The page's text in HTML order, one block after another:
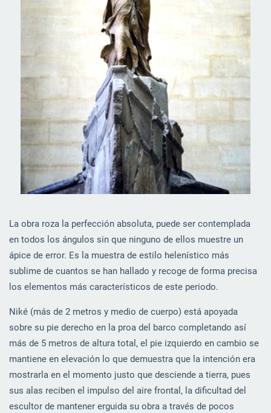
La obra roza la perfección absoluta, puede ser contemplada
en todos los ángulos sin que ninguno de ellos muestre un
ápice de error. Es la muestra de estilo helenístico más
sublime de cuantos se han hallado y recoge de forma precisa
los elementos más característicos de este periodo.
Niké (más de 2 metros y medio de cuerpo) está apoyada
sobre su pie derecho en la proa del barco completando así
más de 5 metros de altura total, el pie izquierdo en cambio se
mantiene en elevación lo que demuestra que la intención era
mostrarla en el momento justo que desciende a tierra, pues
sus alas reciben el impulso del aire frontal, la dificultad del
escultor de mantener erguida su obra a través de pocos